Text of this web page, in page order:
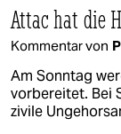
Attac hat die
Kommentar von
Am Sonntag
vorbereitet. Bei
zivile